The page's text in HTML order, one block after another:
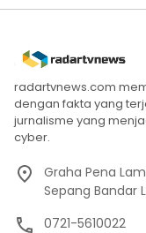
radartvnews.com
dengan fakta yang
jurnalisme yang
cyber.
Graha Pena
Sepang Bandar
0721-5610022